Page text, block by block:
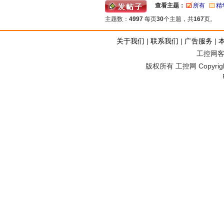
查看主题： 所有
精
主题数： 4997 每页30个主题，共167页。
关于我们 | 联系我们 | 广告服务 |
工控网
版权所有 工控网